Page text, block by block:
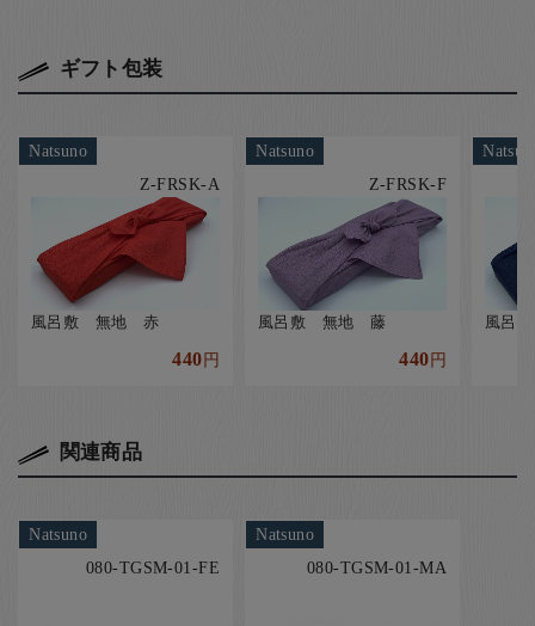
ギフト包装
Natsuno
Z-FRSK-A
風呂敷 無地 赤
440円
Natsuno
Z-FRSK-F
風呂敷 無地 藤
440円
風呂
関連商品
Natsuno
080-TGSM-01-FE
Natsuno
080-TGSM-01-MA